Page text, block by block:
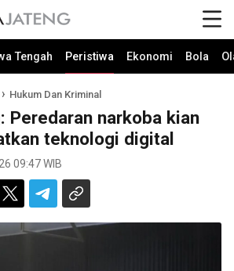
Tengah Peristiwa Ekonomi Bola
Hukum Dan Kriminal
Peredaran narkoba kian
teknologi digital
09:47 WIB